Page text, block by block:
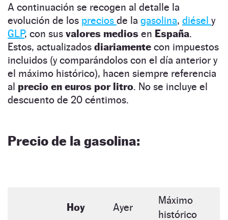
A continuación se recogen al detalle la
evolución de los precios de la gasolina, diésel y
GLP, con sus valores medios en España.
Estos, actualizados diariamente con impuestos
incluidos (y comparándolos con el día anterior y
el máximo histórico), hacen siempre referencia
al precio en euros por litro. No se incluye el
descuento de 20 céntimos.
Precio de la gasolina:
Hoy Ayer
Máximo
histórico